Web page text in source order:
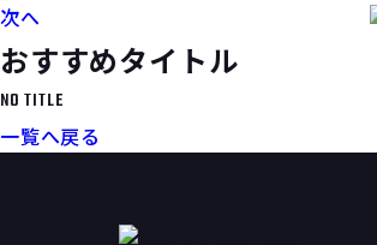
次へ
おすすめタイトル
NO TITLE
一覧へ戻る